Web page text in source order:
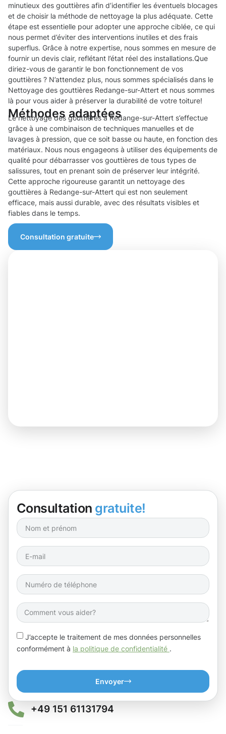
minutieux des gouttières afin d’identifier les éventuels blocages
et de choisir la méthode de nettoyage la plus adéquate. Cette
étape est essentielle pour adopter une approche ciblée, ce qui
nous permet d’éviter des interventions inutiles et des frais
superflus. Grâce à notre expertise, nous sommes en mesure de
fournir un devis clair, reflétant l’état réel des installations.Que
diriez-vous de garantir le bon fonctionnement de vos
gouttières ? N’attendez plus, nous sommes spécialisés dans le
Nettoyage des gouttières Redange-sur-Attert et nous sommes
là pour vous aider à préserver la durabilité de votre toiture!
Méthodes adaptées
Le nettoyage des gouttières à Redange-sur-Attert s’effectue
grâce à une combinaison de techniques manuelles et de
lavages à pression, que ce soit basse ou haute, en fonction des
matériaux. Nous nous engageons à utiliser des équipements de
qualité pour débarrasser vos gouttières de tous types de
salissures, tout en prenant soin de préserver leur intégrité.
Cette approche rigoureuse garantit un nettoyage des
gouttières à Redange-sur-Attert qui est non seulement
efficace, mais aussi durable, avec des résultats visibles et
fiables dans le temps.
Consultation gratuite
Consultation gratuite!
J’accepte le traitement de mes données personnelles
conformément à la politique de confidentialité .
Envoyer
+49 151 61131794